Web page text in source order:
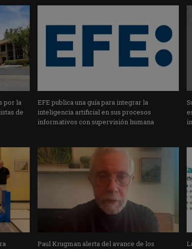
por la
de
EFE publica una guía para integrar la
inteligencia artificial en sus procesos
informativos con supervisión humana
Paul Krugman alerta del avance de los